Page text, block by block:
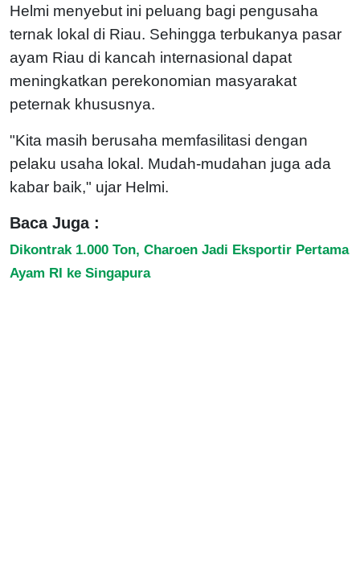
Helmi menyebut ini peluang bagi pengusaha
ternak lokal di Riau. Sehingga terbukanya pasar
ayam Riau di kancah internasional dapat
meningkatkan perekonomian masyarakat
peternak khususnya.
"Kita masih berusaha memfasilitasi dengan
pelaku usaha lokal. Mudah-mudahan juga ada
kabar baik," ujar Helmi.
Baca Juga :
Dikontrak 1.000 Ton, Charoen Jadi Eksportir Pertama
Ayam RI ke Singapura